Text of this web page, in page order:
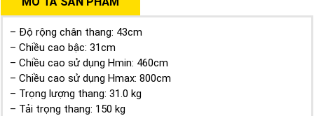
– Độ rộng chân thang: 43cm
– Chiều cao bậc: 31cm
– Chiều cao sử dụng Hmin: 460cm
– Chiều cao sử dụng Hmax: 800cm
– Trọng lượng thang: 31.0 kg
– Tải trọng thang: 150 kg